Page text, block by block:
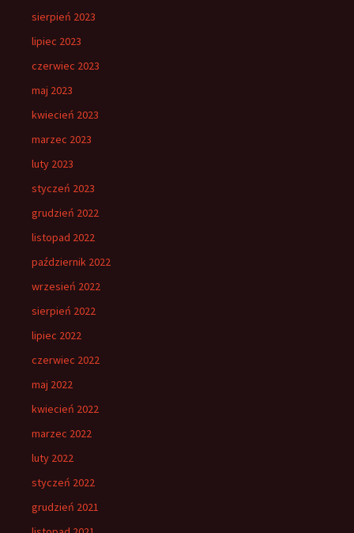
sierpień 2023
lipiec 2023
czerwiec 2023
maj 2023
kwiecień 2023
marzec 2023
luty 2023
styczeń 2023
grudzień 2022
listopad 2022
październik 2022
wrzesień 2022
sierpień 2022
lipiec 2022
czerwiec 2022
maj 2022
kwiecień 2022
marzec 2022
luty 2022
styczeń 2022
grudzień 2021